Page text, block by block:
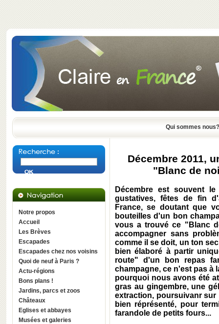
Qui sommes nous?
Notre propos
Accueil
Les Brèves
Escapades
Escapades chez nos voisins
Quoi de neuf à Paris ?
Actu-régions
Bons plans !
Jardins, parcs et zoos
Châteaux
Eglises et abbayes
Musées et galeries
Décembre 2011,
"Blanc de
Décembre est souvent
gustatives, fêtes de fin
France, se doutant que
bouteilles d'un bon
vous a trouvé ce "Blanc
accompagner sans
comme il se doit, un ton
bien élaboré à partir
route" d'un bon repas
champagne, ce n'est pas à
pourquoi nous avons été
gras au gingembre, une
extraction, poursuivanr sur
bien réprésenté, pour
farandole de petits fours...